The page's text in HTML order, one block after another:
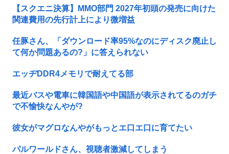
【スクエニ決算】MMO部門 2027年初頭の発売に向けた
関連費用の先行計上により微増益
任豚さん、「ダウンロード率95%なのにディスク廃止し
て何か問題あるの?」に答えられない
エッヂDDR4メモリで耐えてる部
最近バスや電車に韓国語や中国語が表示されてるのガチ
で不愉快なんやが?
彼女がマグロなんやがもっとエ口エ口に育てたい
パルワールドさん、視聴者激減してしまう